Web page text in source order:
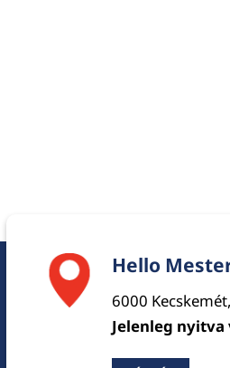
Hello
6000
Jelenleg nyitva